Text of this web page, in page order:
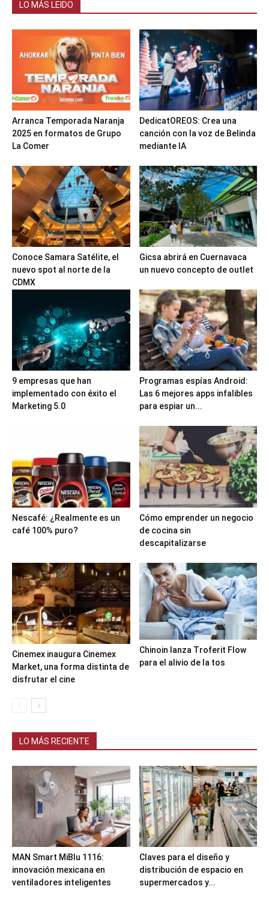
LO MÁS LEIDO
Arranca Temporada Naranja
2025 en formatos de Grupo
La Comer
DedicatOREOS: Crea una
canción con la voz de Belinda
mediante IA
Conoce Samara Satélite, el
nuevo spot al norte de la
CDMX
Gicsa abrirá en Cuernavaca
un nuevo concepto de outlet
9 empresas que han
implementado con éxito el
Marketing 5.0
Programas espías Android:
Las 6 mejores apps infalibles
para espiar un...
Nescafé: ¿Realmente es un
café 100% puro?
Cómo emprender un negocio
de cocina sin
descapitalizarse
Cinemex inaugura Cinemex
Market, una forma distinta de
disfrutar el cine
Chinoin lanza Troferit Flow
para el alivio de la tos
LO MÁS RECIENTE
MAN Smart MiBlu 1116:
innovación mexicana en
ventiladores inteligentes
Claves para el diseño y
distribución de espacio en
supermercados y...